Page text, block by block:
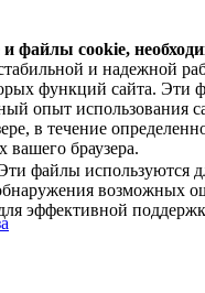
файлы cookie,
и надежной
функций сайта. Эти
опыт использования
в течение
вашего браузера.
файлы используются
возможных
эффективной